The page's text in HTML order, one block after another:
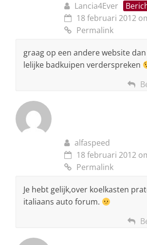
Lancia4Ever
18 februari 2012
Permalink
graag op een andere website
lelijke badkuipen verderspreken
alfaspeed
18 februari 2012
Permalink
Je hebt gelijk,over koelkasten
italiaans auto forum.